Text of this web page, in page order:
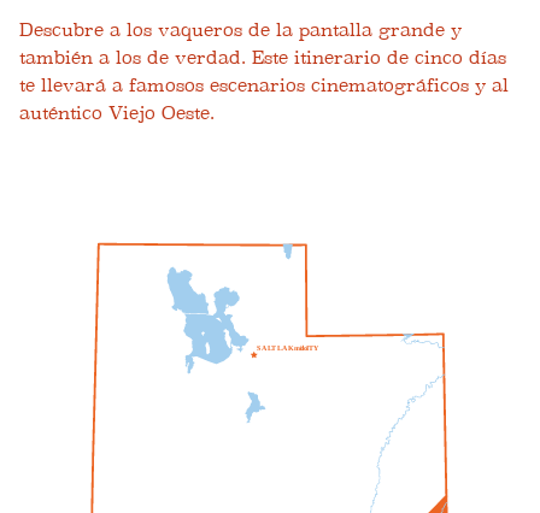
Descubre a los vaqueros de la pantalla grande y
también a los de verdad. Este itinerario de cinco días
te llevará a famosos escenarios cinematográficos y al
auténtico Viejo Oeste.
SALTLAKmidoITY